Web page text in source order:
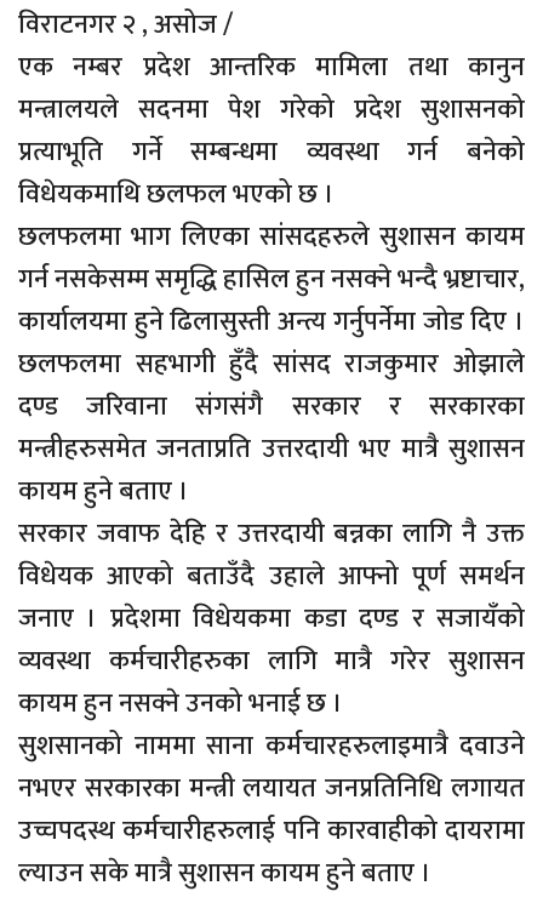
विराटनगर २ , असोज /
एक नम्बर प्रदेश आन्तरिक मामिला तथा कानुन
मन्त्रालयले सदनमा पेश गरेको प्रदेश सुशासनको
प्रत्याभूति गर्ने सम्बन्धमा व्यवस्था गर्न बनेको
विधेयकमाथि छलफल भएको छ ।
छलफलमा भाग लिएका सांसदहरुले सुशासन कायम
गर्न नसकेसम्म समृद्धि हासिल हुन नसक्ने भन्दै भ्रष्टाचार,
कार्यालयमा हुने ढिलासुस्ती अन्त्य गर्नुपर्नेमा जोड दिए ।
छलफलमा सहभागी हुँदै सांसद राजकुमार ओझाले
दण्ड जरिवाना संगसंगै सरकार र सरकारका
मन्त्रीहरुसमेत जनताप्रति उत्तरदायी भए मात्रै सुशासन
कायम हुने बताए ।
सरकार जवाफ देहि र उत्तरदायी बन्नका लागि नै उक्त
विधेयक आएको बताउँदै उहाले आफ्नो पूर्ण समर्थन
जनाए । प्रदेशमा विधेयकमा कडा दण्ड र सजायँको
व्यवस्था कर्मचारीहरुका लागि मात्रै गरेर सुशासन
कायम हुन नसक्ने उनको भनाई छ ।
सुशसानको नाममा साना कर्मचारहरुलाइमात्रै दवाउने
नभएर सरकारका मन्त्री लयायत जनप्रतिनिधि लगायत
उच्चपदस्थ कर्मचारीहरुलाई पनि कारवाहीको दायरामा
ल्याउन सके मात्रै सुशासन कायम हुने बताए ।